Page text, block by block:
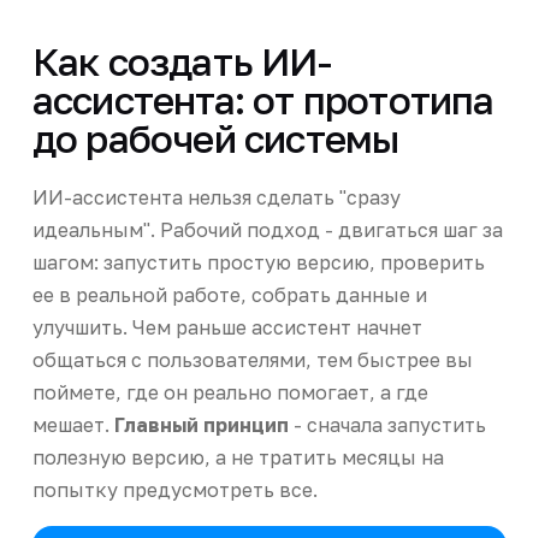
Как создать ИИ-
ассистента: от прототипа
до рабочей системы
ИИ-ассистента нельзя сделать "сразу
идеальным". Рабочий подход - двигаться шаг за
шагом: запустить простую версию, проверить
ее в реальной работе, собрать данные и
улучшить. Чем раньше ассистент начнет
общаться с пользователями, тем быстрее вы
поймете, где он реально помогает, а где
мешает. Главный принцип - сначала запустить
полезную версию, а не тратить месяцы на
попытку предусмотреть все.